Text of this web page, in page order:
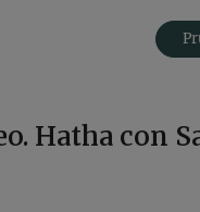
Hatha con